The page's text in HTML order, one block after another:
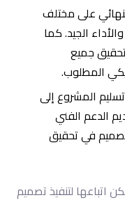
على مختلف
الجيد. كما
تحقيق جميع
المطلوب.
المشروع إلى
الدعم الفني
في تحقيق
اتباعها لتنفيذ تصميم